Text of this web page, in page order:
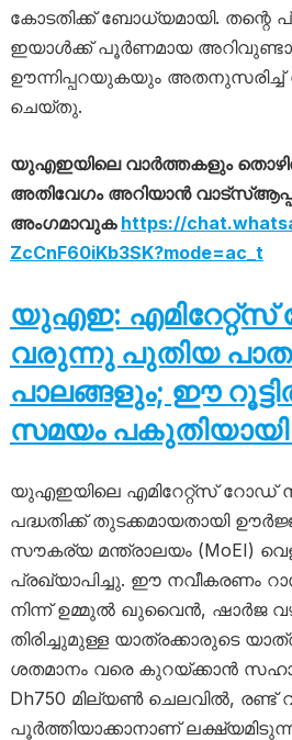
കോടതിക്ക് ബോധ്യമായി. തന്റെ
ഇയാൾക്ക് പൂർണമായ
ഊന്നിപ്പറയുകയും അതനുസരിച്ച്
ചെയ്തു.
യുഎഇയിലെ വാർത്തകളും
അതിവേഗം അറിയാൻ
അംഗമാവുക https://
ZcCnF60iKb3SK?mode=ac_t
യുഎഇ: എമിറേറ്റ്സ്
വരുന്നു പുതിയ
പാലങ്ങളും; ഈ
സമയം
യുഎഇയിലെ എമിറേറ്റ്സ് റോഡ്
പദ്ധതിക്ക് തുടക്കമായതായി
സൗകര്യ മന്ത്രാലയം (MoEI)
പ്രഖ്യാപിച്ചു. ഈ നവീകരണം
നിന്ന് ഉമ്മുൽ ഖുവൈൻ, ഷാർജ
തിരിച്ചുമുള്ള യാത്രക്കാരുടെ
ശതമാനം വരെ കുറയ്ക്കാൻ
Dh750 മില്യൺ ചെലവിൽ, രണ്ട്
പൂർത്തിയാക്കാനാണ്